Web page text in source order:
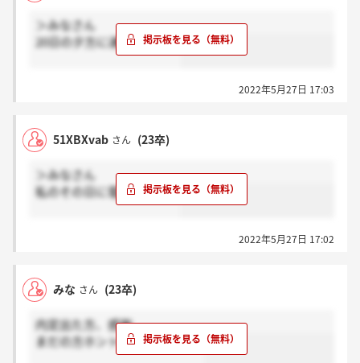
＞みなさん
20日の夕方に連絡きました
2022年5月27日 17:03
51XBXvab さん (23卒)
＞みなさん
私のその日に電話きました
2022年5月27日 17:02
みな さん (23卒)
内定出た方、感謝
まだの方ホント？お願いします